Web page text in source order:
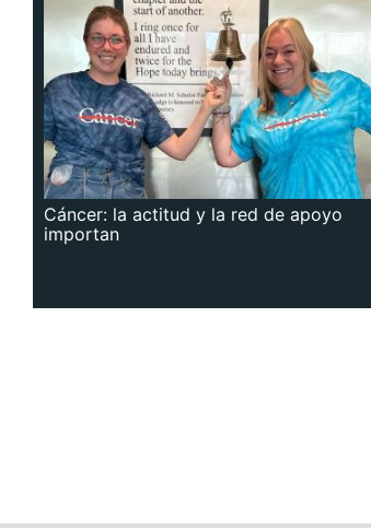
Cáncer: la actitud y la red de apoyo
importan